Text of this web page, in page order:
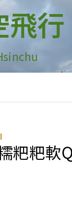
飛行
粑粑軟